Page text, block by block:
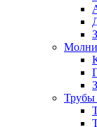
Трубы